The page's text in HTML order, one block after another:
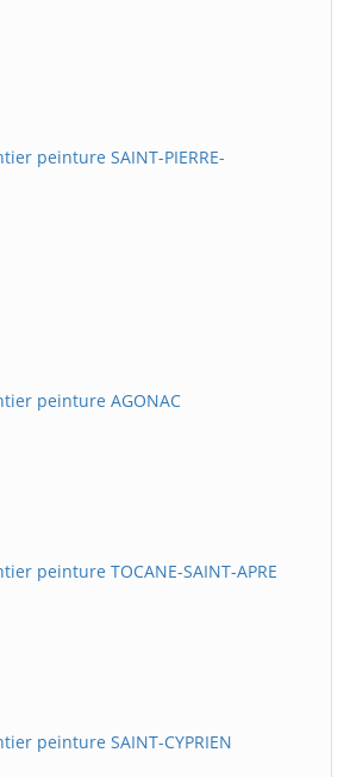
peinture SAINT-PIERRE-
peinture AGONAC
peinture TOCANE-SAINT-APRE
peinture SAINT-CYPRIEN